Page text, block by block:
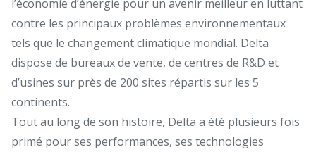
l’économie d’énergie pour un avenir meilleur en luttant
contre les principaux problèmes environnementaux
tels que le changement climatique mondial. Delta
dispose de bureaux de vente, de centres de R&D et
d’usines sur près de 200 sites répartis sur les 5
continents.
Tout au long de son histoire, Delta a été plusieurs fois
primé pour ses performances, ses technologies